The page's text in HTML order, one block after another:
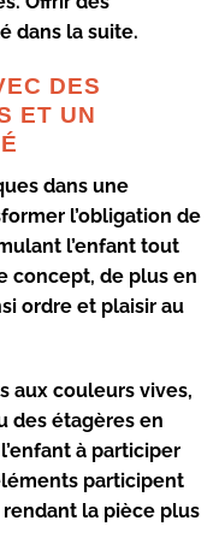
dans la suite.
DES
ET UN
dans une
l’obligation de
l’enfant tout
concept, de plus en
ordre et plaisir au
aux couleurs vives,
des étagères en
à participer
participent
rendant la pièce plus